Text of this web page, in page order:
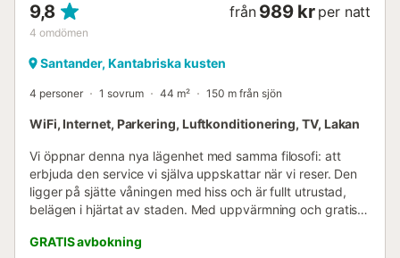
9,8
4 omdömen
från 989 kr per natt
Santander, Kantabriska kusten
4 personer 1 sovrum 44 m² 150 m från sjön
WiFi, Internet, Parkering, Luftkonditionering, TV, Lakan
Vi öppnar denna nya lägenhet med samma filosofi: att
erbjuda den service vi själva uppskattar när vi reser. Den
ligger på sjätte våningen med hiss och är fullt utrustad,
belägen i hjärtat av staden. Med uppvärmning och gratis
dubbelsäng på 150 cm och en dubbel bäddsoffa i
GRATIS avbokning